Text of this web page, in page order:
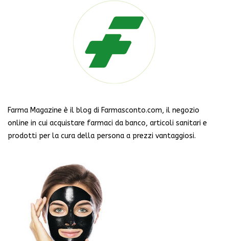
Farma Magazine è il blog di Farmasconto.com, il negozio
online in cui acquistare farmaci da banco, articoli sanitari e
prodotti per la cura della persona a prezzi vantaggiosi.